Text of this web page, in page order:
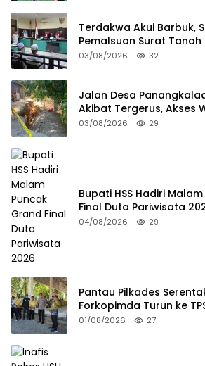
Terdakwa Akui Barbuk,
Pemalsuan Surat Tanah
Berlanjut Tuntutan JPU
03/08/2026 32
Jalan Desa
Akibat Tergerus, Akses
03/08/2026 29
Bupati HSS Hadiri
Final Duta Pariwisata
04/08/2026 29
Pantau Pilkades
Forkopimda Turun ke
01/08/2026 27